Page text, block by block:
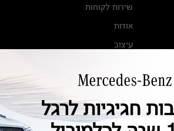
שירות לקוחות
אודות
עיצוב
מגזין מרצדס-בנץ
ספרי רכב מרצדס-בנץ
נתוני זיהום אוויר וצריכת דלק וחשמל